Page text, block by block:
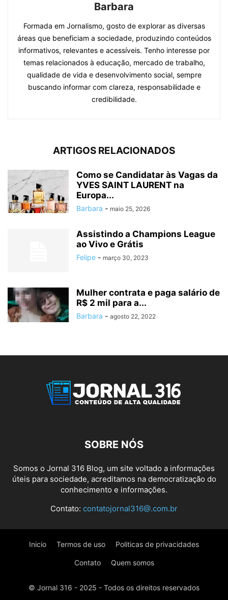
Barbara
Formada em Jornalismo, gosto de explorar as diversas
áreas que beneficiam a sociedade, produzindo conteúdos
informativos, relevantes e acessíveis. Tenho interesse por
temas relacionados à educação, mercado de trabalho,
qualidade de vida e desenvolvimento social, sempre
buscando informar com clareza, responsabilidade e
credibilidade.
ARTIGOS RELACIONADOS
Como se Candidatar às Vagas da
YVES SAINT LAURENT na
Europa...
Barbara - maio 25, 2026
Assistindo a Champions League
ao Vivo e Grátis
Felipe - março 30, 2023
Mulher contrata e paga salário de
R$ 2 mil para a...
Barbara - agosto 22, 2022
SOBRE NÓS
Somos o Jornal 316 Blog, um site voltado a informações
úteis para sociedade, acreditamos na democratização do
conhecimento e informações.
Contato: contatojornal316@.com.br
Inicio Termos de uso Politicas de privacidades
Contato Quem somos
© Jornal 316 - 2025 - Todos os direitos reservados